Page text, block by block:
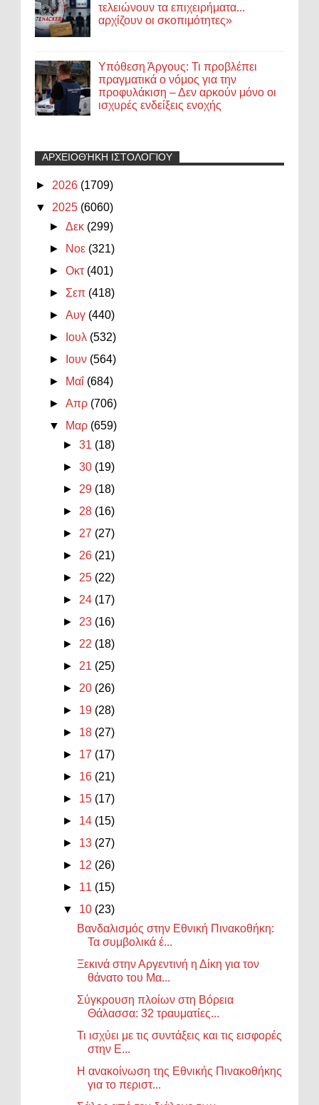
τελειώνουν τα επιχειρήματα...
αρχίζουν οι σκοπιμότητες»
Υπόθεση Άργους: Τι προβλέπει
πραγματικά ο νόμος για την
προφυλάκιση – Δεν αρκούν μόνο οι
ισχυρές ενδείξεις ενοχής
ΑΡΧΕΙΟΘΉΚΗ ΙΣΤΟΛΟΓΊΟΥ
► 2026 (1709)
▼ 2025 (6060)
►Δεκ (299)
►
Νοε (321)
►Οκτ (401)
► Σεπ (418)
►Αυγ (440)
►
Ιουλ (532)
►
Ιουν (564)
►
Μαΐ (684)
►Απρ (706)
▼
Μαρ (659)
►31 (18)
►30 (19)
► 29 (18)
► 28 (16)
► 27 (27)
► 26 (21)
► 25 (22)
► 24 (17)
► 23 (16)
► 22 (18)
► 21 (25)
► 20 (26)
► 19 (28)
► 18 (27)
► 17 (17)
► 16 (21)
► 15 (17)
► 14 (15)
► 13 (27)
► 12 (26)
► 11 (15)
▼ 10 (23)
Βανδαλισμός στην Εθνική Πινακοθήκη:
Τα συμβολικά έ...
Ξεκινά στην Αργεντινή η Δίκη για τον
θάνατο του Μα...
Σύγκρουση πλοίων στη Βόρεια
Θάλασσα: 32 τραυματίες...
Τι ισχύει με τις συντάξεις και τις εισφορές
στην Ε...
Η ανακοίνωση της Εθνικής Πινακοθήκης
για το περιστ...